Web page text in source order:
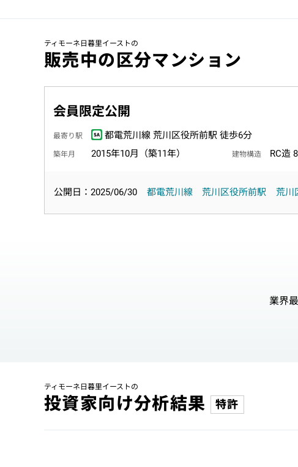
ティモーネ日暮里イーストの
販売中の区分マンション
会員限定公開
最寄り駅 都電荒川線 荒川区役所前駅 徒歩6分
築年月 2015年10月（築11年） 建物構造 RC造
公開日：2025/06/30 都電荒川線 荒川区役所前駅 荒川
業界
ティモーネ日暮里イーストの
投資家向け分析結果 特許